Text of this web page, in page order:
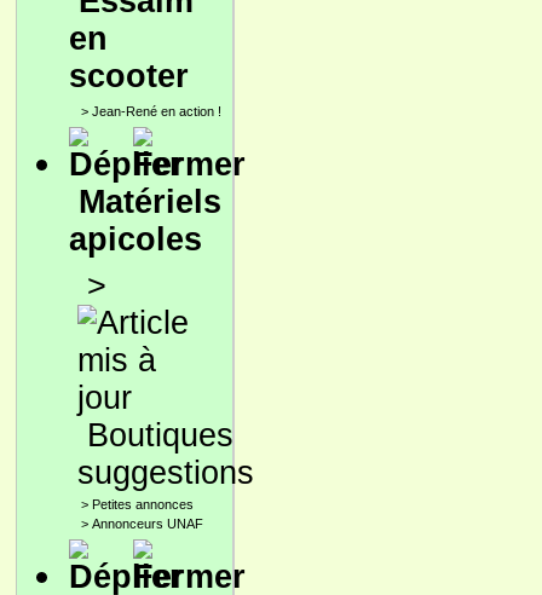
en
scooter
> Jean-René en action !
Matériels
apicoles
>
Boutiques
suggestions
> Petites annonces
> Annonceurs UNAF